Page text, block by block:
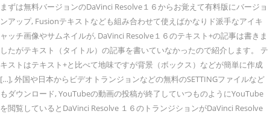
まずは無料バージョンのDaVinci Resolve１６からお覚えて有料版にバージョ
ンアップ, Fusionテキストなども組み合わせて使えばかなりド派手なアイキ
ャッチ画像やサムネイルが, DaVinci Resolve１６のテキスト+の記事は書きま
したがテキスト（タイトル）の記事を書いていなかったので紹介します。 テ
キストはテキスト+と比べて地味ですが背景（ボックス）などが簡単に作成
[…], 外国や日本からビデオトランジョンなどの無料のSETTINGファイルなど
もダウンロード, YouTubeの動画の投稿が終了していつものようにYouTube
を閲覧しているとDaVinci Resolve １６のトランジションがDaVinci Resolve